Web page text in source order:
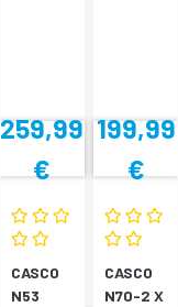
259,99
€
199,99
€
CASCO
N53
CASCO
N70-2 X